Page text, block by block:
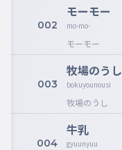
002
モーモー
mo-mo-
モーモー
003
牧場のうし
bokuyounousi
牧場のうし
004
牛乳
gyuunyuu